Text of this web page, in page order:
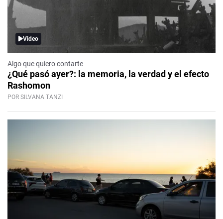
Video
Algo que quiero contarte
¿Qué pasó ayer?: la memoria, la verdad y el efecto
Rashomon
POR SILVANA TANZI